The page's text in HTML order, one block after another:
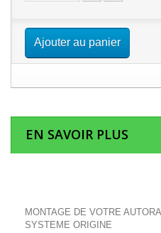
Ajouter au panier
EN SAVOIR PLUS
MONTAGE DE VOTRE
SYSTEME ORIGINE